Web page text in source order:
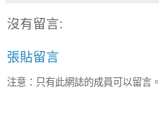
沒有留言:
張貼留言
注意：只有此網誌的成員可以留言。